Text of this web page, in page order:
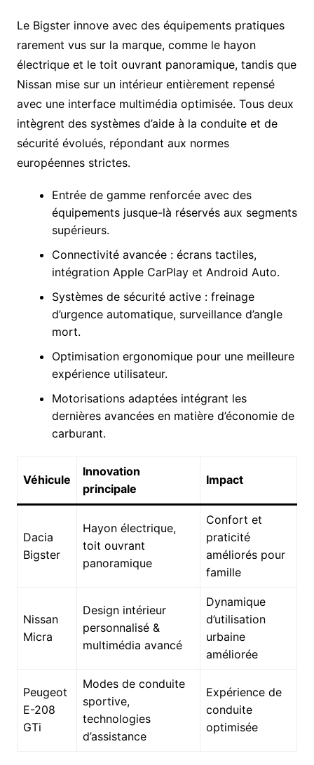
Le Bigster innove avec des équipements pratiques
rarement vus sur la marque, comme le hayon
électrique et le toit ouvrant panoramique, tandis que
Nissan mise sur un intérieur entièrement repensé
avec une interface multimédia optimisée. Tous deux
intègrent des systèmes d’aide à la conduite et de
sécurité évolués, répondant aux normes
européennes strictes.
Entrée de gamme renforcée avec des
équipements jusque-là réservés aux segments
supérieurs.
Connectivité avancée : écrans tactiles,
intégration Apple CarPlay et Android Auto.
Systèmes de sécurité active : freinage
d’urgence automatique, surveillance d’angle
mort.
Optimisation ergonomique pour une meilleure
expérience utilisateur.
Motorisations adaptées intégrant les
dernières avancées en matière d’économie de
carburant.
Véhicule
Innovation
principale
Impact
Dacia
Bigster
Hayon électrique,
toit ouvrant
panoramique
Confort et
praticité
améliorés pour
famille
Nissan
Micra
Design intérieur
personnalisé &
multimédia avancé
Dynamique
d’utilisation
urbaine
améliorée
Peugeot
E-208
GTi
Modes de conduite
sportive,
technologies
d’assistance
Expérience de
conduite
optimisée